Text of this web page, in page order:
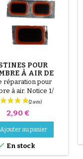
POUR
À AIR DE
réparation pour
à air. Notice 1/
le trou sur la
qui va accueillir le
le grattoir fourni. 3/
surface. 4/ Étalez
la colle autour
Prix
2,90 €
Ajouter au panier
En stock